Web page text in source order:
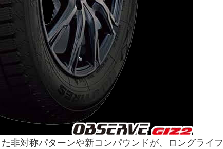
非対称パターンや新コンパウンドが、ロングライフ